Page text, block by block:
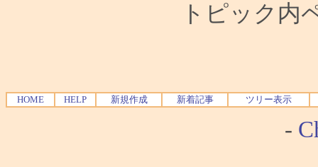
トピック内
HOME HELP 新規作成 新着記事 ツリー表示
-